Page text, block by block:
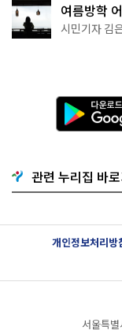
여름방학
추천
시민기자 김
G
o
g
l
e
l
관련 누리집 바
개인정보처리방
서울특